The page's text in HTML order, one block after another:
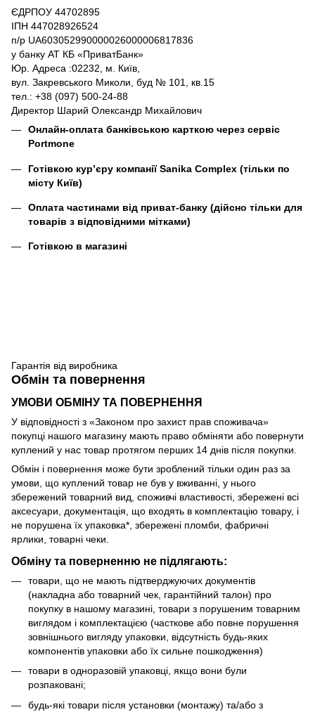
ЄДРПОУ 44702895
ІПН 447028926524
п/р UA603052990000026000006817836
у банку АТ КБ «ПриватБанк»
Юр. Адреса :02232, м. Київ,
вул. Закревського Миколи, буд № 101, кв.15
тел.: +38 (097) 500-24-88
Директор Шарий Олександр Михайлович
Онлайн-оплата банківською карткою через сервіс
Portmone
Готівкою кур’єру компаніїSanika Complex (тільки по
місту Київ)
Оплата частинами від приват-банку (дійсно тільки для
товарів з відповідними мітками)
Готівкою в магазині
Гарантія від виробника
Обмін та повернення
УМОВИ ОБМІНУ ТА ПОВЕРНЕННЯ
У відповідності з «Законом про захист прав споживача»
покупці нашого магазину мають право обміняти або повернути
куплений у нас товар протягом перших 14 днів після покупки.
Обмін і повернення може бути зроблений тільки один раз за
умови, що куплений товар не був у вживанні, у нього
збережений товарний вид, споживчі властивості, збережені всі
аксесуари, документація, що входять в комплектацію товару, і
не порушена їх упаковка*, збережені пломби, фабричні
ярлики, товарні чеки.
Обміну та поверненню не підлягають:
товари, що не мають підтверджуючих документів
(накладна або товарний чек, гарантійний талон) про
покупку в нашому магазині, товари з порушеним товарним
виглядом і комплектацією (часткове або повне порушення
зовнішнього вигляду упаковки, відсутність будь-яких
компонентів упаковки або їх сильне пошкодження)
товари в одноразовій упаковці, якщо вони були
розпаковані;
будь-які товари після установки (монтажу) та/або з